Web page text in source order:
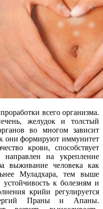
всего организма.
желудок и толстый
во многом зависит
они формируют иммунитет
крови, способствует
направлен на укрепление
выживание человека как
Муладхара, тем выше
к болезням и
крийи регулируется
Праны и Апаны.